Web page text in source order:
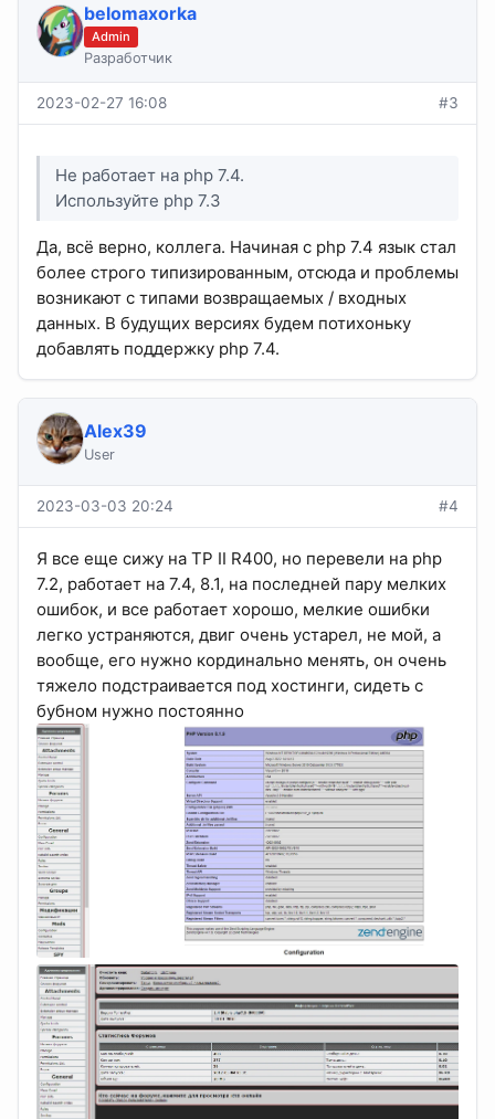
belomaxorka
Admin
Разработчик
2023-02-27 16:08 #3
Не работает на php 7.4.
Используйте php 7.3
Да, всё верно, коллега. Начиная с php 7.4 язык стал
более строго типизированным, отсюда и проблемы
возникают с типами возвращаемых / входных
данных. В будущих версиях будем потихоньку
добавлять поддержку php 7.4.
Alex39
User
2023-03-03 20:24 #4
Я все еще сижу на TP II R400, но перевели на php
7.2, работает на 7.4, 8.1, на последней пару мелких
ошибок, и все работает хорошо, мелкие ошибки
легко устраняются, двиг очень устарел, не мой, а
вообще, его нужно кординально менять, он очень
тяжело подстраивается под хостинги, сидеть с
бубном нужно постоянно